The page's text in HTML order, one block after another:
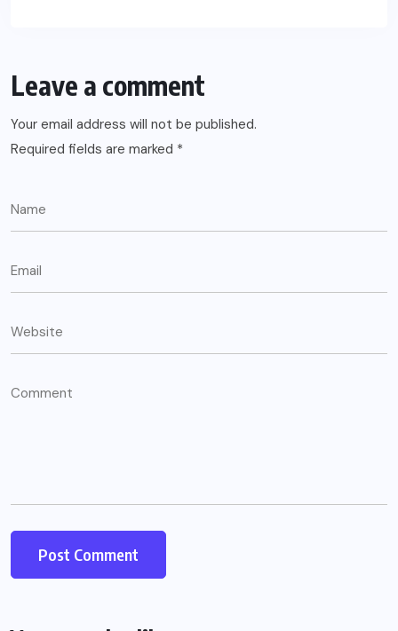
Leave a comment
Your email address will not be published.
Required fields are marked *